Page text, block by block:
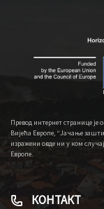
Превод интернет странице је
Вијећа Европе, “Јачање
изражени овде ни у ком
Европе.
КОНТАКТ